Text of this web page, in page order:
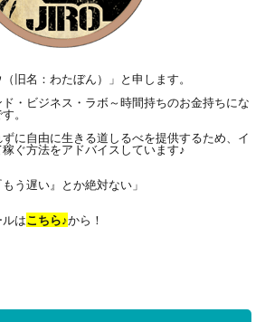
旧名：わたぼん）」と申します。
・ビジネス・ラボ～時間持ちのお金持ちにな
。
ずに自由に生きる道しるべを提供するため、イ
ぐ方法をアドバイスしています♪
う遅い』とか絶対ない」
はこちら♪から！